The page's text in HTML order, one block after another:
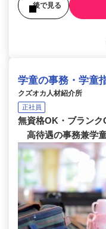
後で見る
学童の事務・学童
クズオカ人材紹介所
正社員
無資格OK・ブラン
高待遇の事務兼学